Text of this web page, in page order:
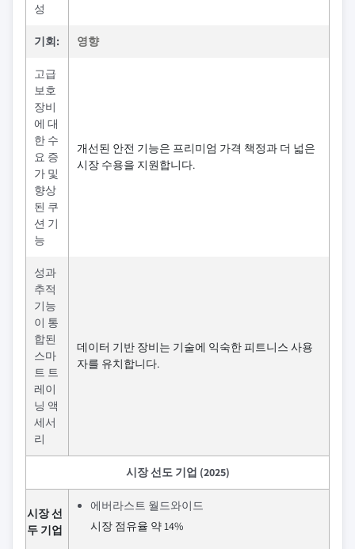
성
기회: 영향
고급
보호
장비
에 대
한 수
요 증
가 및
향상
된 쿠
션 기
능
개선된 안전 기능은 프리미엄 가격 책정과 더 넓은
시장 수용을 지원합니다.
성과
추적
기능
이 통
합된
스마
트 트
레이
닝 액
세서
리
데이터 기반 장비는 기술에 익숙한 피트니스 사용
자를 유치합니다.
시장 선도 기업 (2025)
시장 선
두 기업
에버라스트 월드와이드
시장 점유율 약 14%